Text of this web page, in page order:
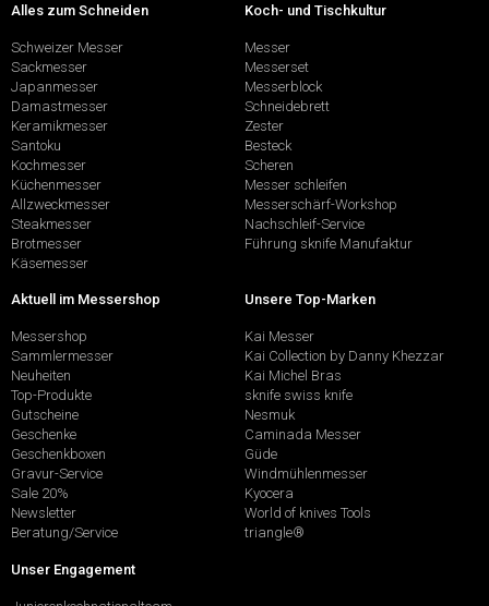
Alles zum Schneiden
Schweizer Messer
Sackmesser
Japanmesser
Damastmesser
Keramikmesser
Santoku
Kochmesser
Küchenmesser
Allzweckmesser
Steakmesser
Brotmesser
Käsemesser
Koch- und Tischkultur
Messer
Messerset
Messerblock
Schneidebrett
Zester
Besteck
Scheren
Messer schleifen
Messerschärf-Workshop
Nachschleif-Service
Führung sknife Manufaktur
Aktuell im Messershop
Messershop
Sammlermesser
Neuheiten
Top-Produkte
Gutscheine
Geschenke
Geschenkboxen
Gravur-Service
Sale 20%
Newsletter
Beratung/Service
Unsere Top-Marken
Kai Messer
Kai Collection by Danny Khezzar
Kai Michel Bras
sknife swiss knife
Nesmuk
Caminada Messer
Güde
Windmühlenmesser
Kyocera
World of knives Tools
triangle®
Unser Engagement